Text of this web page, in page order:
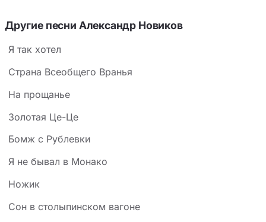
Другие песни Александр Новиков
Я так хотел
Страна Всеобщего Вранья
На прощанье
Золотая Це-Це
Бомж с Рублевки
Я не бывал в Монако
Ножик
Сон в столыпинском вагоне